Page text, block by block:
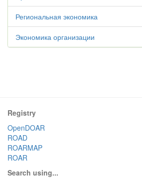
Региональная экономика
Экономика организации
Registry
OpenDOAR
ROAD
ROARMAP
ROAR
Search using...